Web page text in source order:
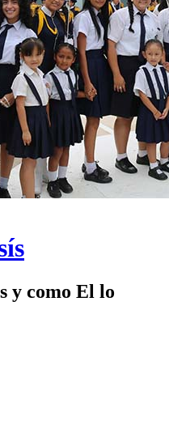
y como El lo